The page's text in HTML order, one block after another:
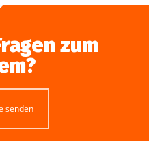
zum
senden